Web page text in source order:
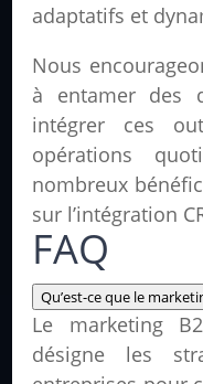
adaptatifs et
Nous
à entamer des
intégrer ces
opérations
nombreux
sur l’intégration
FAQ
Qu’est-ce que le
Le marketing
désigne les